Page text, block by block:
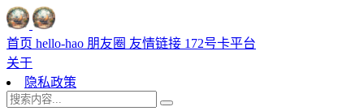
首页 hello-hao 朋友圈 友情链接 172号卡平台
关于
隐私政策